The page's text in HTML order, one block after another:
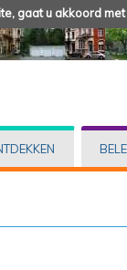
gaat u akkoord